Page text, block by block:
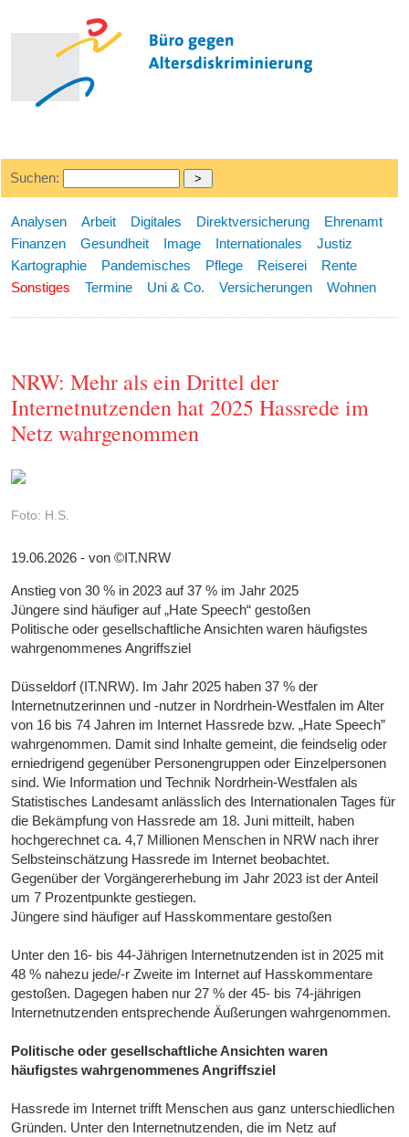
Suchen:
Analysen Arbeit Digitales Direktversicherung
Ehrenamt
Finanzen
Gesundheit Image Internationales
Justiz
Kartographie
Pandemisches Pflege Reiserei
Rente
Sonstiges
Termine Uni & Co. Versicherungen Wohnen
NRW: Mehr als ein Drittel der
Internetnutzenden hat 2025 Hassrede im
Netz wahrgenommen
Foto: H.S.
19.06.2026 - von ©IT.NRW
Anstieg von 30 % in 2023 auf 37 % im Jahr 2025
Jüngere sind häufiger auf „Hate Speech“ gestoßen
Politische oder gesellschaftliche Ansichten waren häufigstes
wahrgenommenes Angriffsziel
Düsseldorf (IT.NRW). Im Jahr 2025 haben 37 % der
Internetnutzerinnen und -nutzer in Nordrhein-Westfalen im Alter
von 16 bis 74 Jahren im Internet Hassrede bzw. „Hate Speech”
wahrgenommen. Damit sind Inhalte gemeint, die feindselig oder
erniedrigend gegenüber Personengruppen oder Einzelpersonen
sind. Wie Information und Technik Nordrhein-Westfalen als
Statistisches Landesamt anlässlich des Internationalen Tages für
die Bekämpfung von Hassrede am 18. Juni mitteilt, haben
hochgerechnet ca. 4,7 Millionen Menschen in NRW nach ihrer
Selbsteinschätzung Hassrede im Internet beobachtet.
Gegenüber der Vorgängererhebung im Jahr 2023 ist der Anteil
um 7 Prozentpunkte gestiegen.
Jüngere sind häufiger auf Hasskommentare gestoßen
Unter den 16- bis 44-Jährigen Internetnutzenden ist in 2025 mit
48 % nahezu jede/-r Zweite im Internet auf Hasskommentare
gestoßen. Dagegen haben nur 27 % der 45- bis 74-jährigen
Internetnutzenden entsprechende Äußerungen wahrgenommen.
Politische oder gesellschaftliche Ansichten waren
häufigstes wahrgenommenes Angriffsziel
Hassrede im Internet trifft Menschen aus ganz unterschiedlichen
Gründen. Unter den Internetnutzenden, die im Netz auf